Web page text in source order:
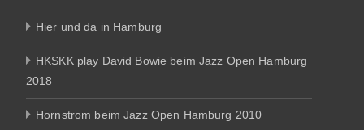
Hier und da in Hamburg
HKSKK play David Bowie beim Jazz Open Hamburg
2018
Hornstrom beim Jazz Open Hamburg 2010